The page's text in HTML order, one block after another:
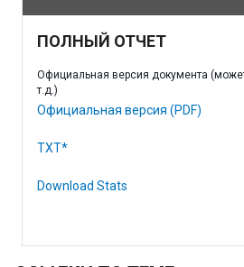
ПОЛНЫЙ ОТЧЕТ
Официальная версия документа
т.д.)
Официальная версия (PDF)
TXT*
Download Stats